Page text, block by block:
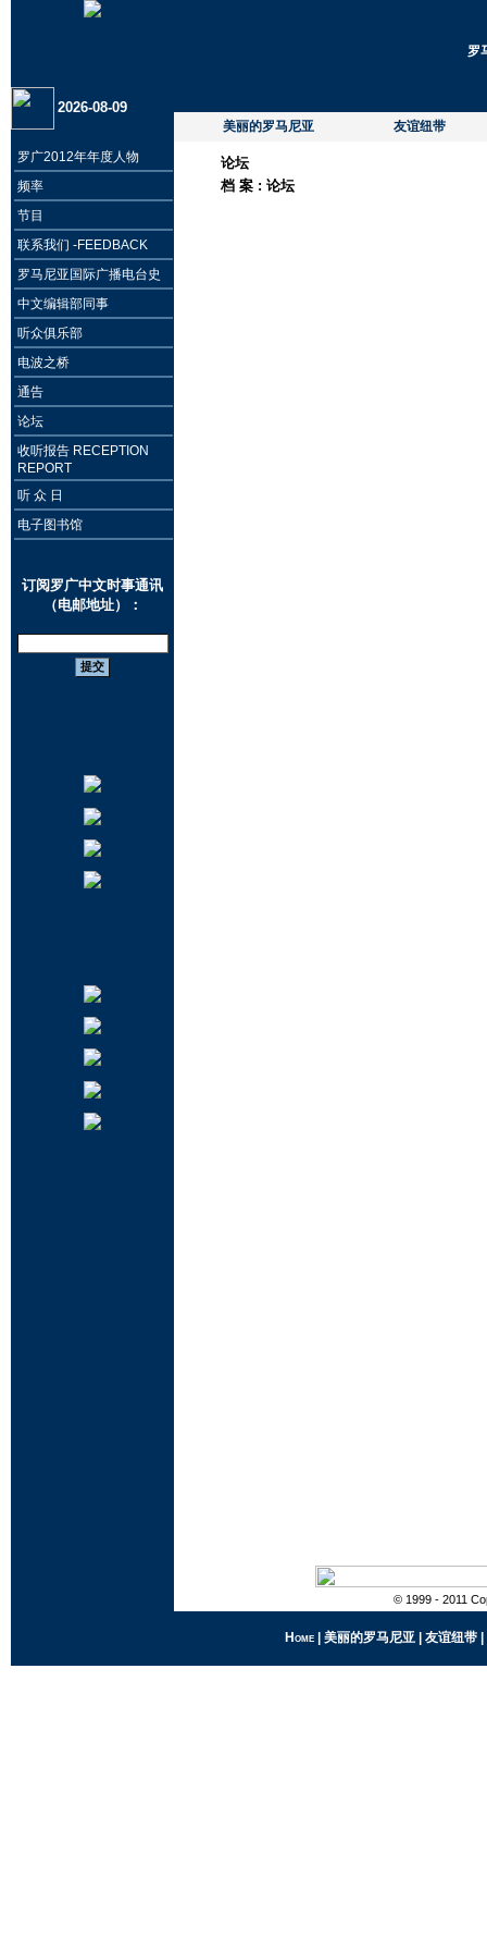
罗
2026-08-09
美丽的罗马尼亚
友谊纽带
罗广2012年年度人物
频率
节目
联系我们 -FEEDBACK
罗马尼亚国际广播电台史
中文编辑部同事
听众俱乐部
电波之桥
通告
论坛
收听报告 RECEPTION
REPORT
听 众 日
电子图书馆
订阅罗广中文时事通讯
（电邮地址）：
论坛
档 案 : 论坛
© 1999 - 2011
Home 美丽的罗马尼亚 友谊纽带